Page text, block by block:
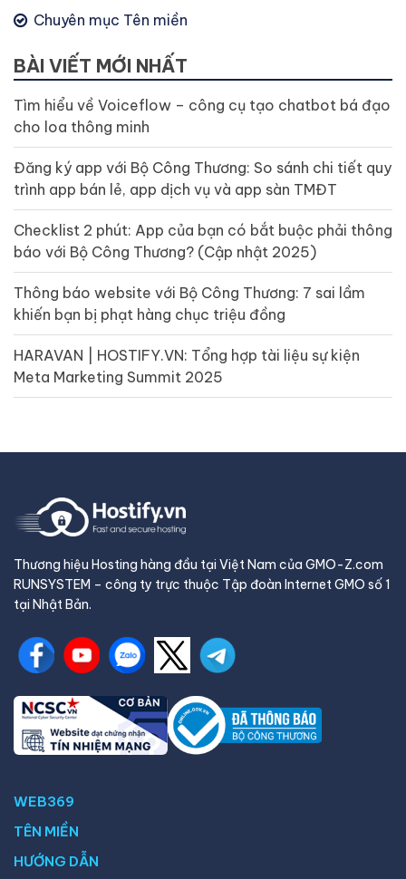
Chuyên mục Tên miền
BÀI VIẾT MỚI NHẤT
Tìm hiểu về Voiceflow – công cụ tạo chatbot bá đạo
cho loa thông minh
Đăng ký app với Bộ Công Thương: So sánh chi tiết quy
trình app bán lẻ, app dịch vụ và app sàn TMĐT
Checklist 2 phút: App của bạn có bắt buộc phải thông
báo với Bộ Công Thương? (Cập nhật 2025)
Thông báo website với Bộ Công Thương: 7 sai lầm
khiến bạn bị phạt hàng chục triệu đồng
HARAVAN | HOSTIFY.VN: Tổng hợp tài liệu sự kiện
Meta Marketing Summit 2025
Thương hiệu Hosting hàng đầu tại Việt Nam của GMO-Z.com
RUNSYSTEM – công ty trực thuộc Tập đoàn Internet GMO số 1
tại Nhật Bản.
WEB369
TÊN MIỀN
HƯỚNG DẪN